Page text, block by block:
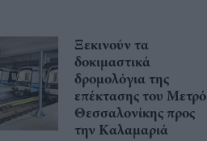
Ξεκινούν τα
δοκιμαστικά
δρομολόγια της
επέκτασης του Μετρό
Θεσσαλονίκης προς
την Καλαμαριά